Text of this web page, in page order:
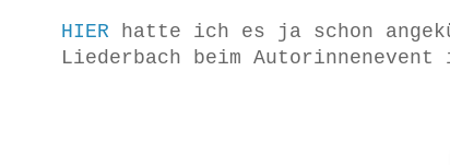
HIER
hatte ich es ja schon
Liederbach beim